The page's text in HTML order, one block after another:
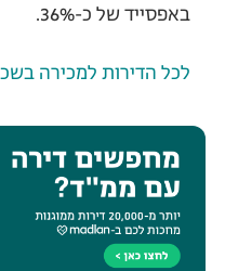
באפסייד של כ-36%.
לכל הדירות למכירה